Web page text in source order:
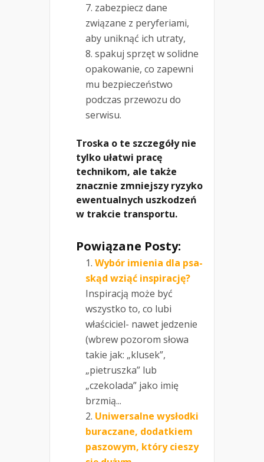
zabezpiecz dane
związane z peryferiami,
aby uniknąć ich utraty,
spakuj sprzęt w solidne
opakowanie, co zapewni
mu bezpieczeństwo
podczas przewozu do
serwisu.
Troska o te szczegóły nie
tylko ułatwi pracę
technikom, ale także
znacznie zmniejszy ryzyko
ewentualnych uszkodzeń
w trakcie transportu.
Powiązane Posty:
Wybór imienia dla psa-
skąd wziąć inspirację?
Inspiracją może być
wszystko to, co lubi
właściciel- nawet jedzenie
(wbrew pozorom słowa
takie jak: „klusek”,
„pietruszka” lub
„czekolada” jako imię
brzmią...
Uniwersalne wysłodki
buraczane, dodatkiem
paszowym, który cieszy